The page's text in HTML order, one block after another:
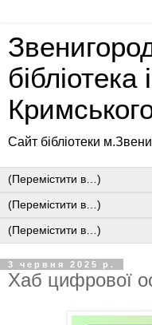
Сайт бібліотеки
3 червня 2025 р.
Хаб цифрової